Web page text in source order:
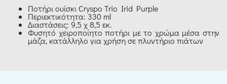
Ποτήρι ουίσκι Cryspo Trio Irid Purple
Περιεκτικότητα: 330 ml
Διαστάσεις: 9,5 χ 8,5 εκ.
Φυσητό χειροποίητο ποτήρι με το χρώμα μέσα στην
μάζα, κατάλληλο για χρήση σε πλυντήριο πιάτων